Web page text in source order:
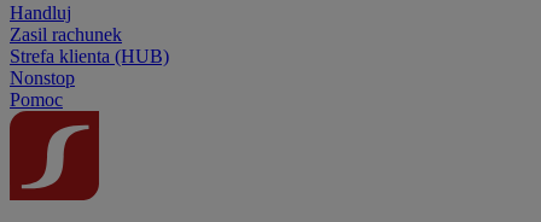
Handluj
Zasil rachunek
Strefa klienta (HUB)
Nonstop
Pomoc